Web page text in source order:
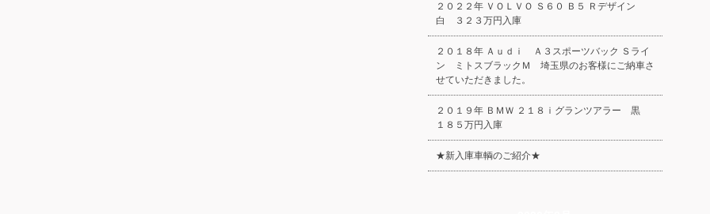
２０２２年 ＶＯＬＶＯ Ｓ６０ Ｂ５ Ｒデザイン
白 ３２３万円入庫
２０１８年 Ａｕｄｉ Ａ３スポーツバック Ｓライ
ン ミトスブラックＭ 埼玉県のお客様にご納車さ
せていただきました。
２０１９年 ＢＭＷ ２１８ｉグランツアラー 黒
１８５万円入庫
★新入庫車輌のご紹介★